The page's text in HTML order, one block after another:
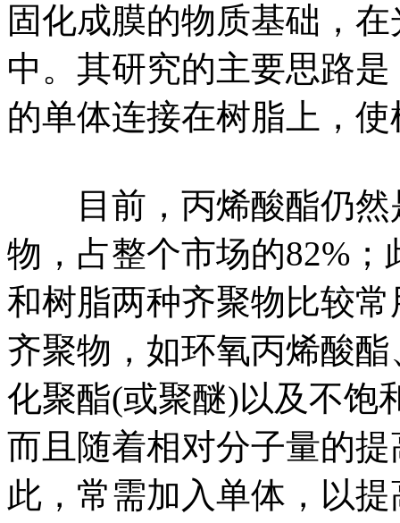
固化成膜的物质基础，
中。其研究的主要思路
的单体连接在树脂上，
目前，丙烯酸酯仍然
物，占整个市场的82%
和树脂两种齐聚物比较
齐聚物，如环氧丙烯酸
化聚酯(或聚醚)以及不饱
而且随着相对分子量的
此，常需加入单体，以